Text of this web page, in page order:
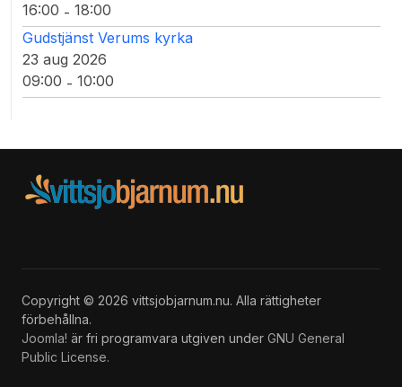
16:00 - 18:00
Gudstjänst Verums kyrka
23 aug 2026
09:00 - 10:00
Copyright © 2026 vittsjobjarnum.nu. Alla rättigheter
förbehållna.
Joomla! är fri programvara utgiven under GNU General
Public License.